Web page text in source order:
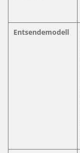
Entsendemodell